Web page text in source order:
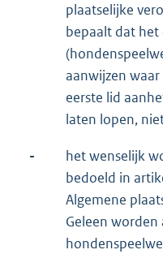
plaatselijke
bepaalt dat het
aanwijzen
eerste lid
laten lopen,
-
het wenselijk
bedoeld in
Algemene
Geleen worden